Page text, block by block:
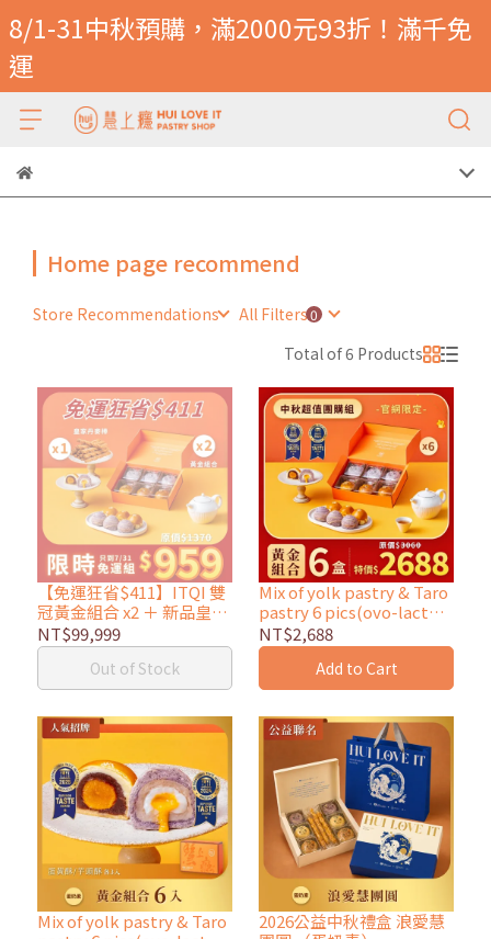
8/1-31中秋預購，滿2000元93折！滿千免
運
Home page recommend
Store Recommendations
All Filters
Total of 6 Products
【免運狂省$411】ITQI 雙
冠黃金組合 x2 ＋ 新品皇家
丹麥棒x1
NT$99,999
Out of Stock
Mix of yolk pastry & Taro
pastry 6 pics(ovo-lacto
vegetarian)-copy
NT$2,688
Add to Cart
Mix of yolk pastry & Taro
2026公益中秋禮盒 浪愛慧